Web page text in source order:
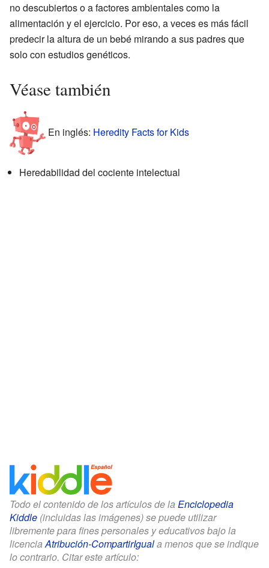
no descubiertos o a factores ambientales como la
alimentación y el ejercicio. Por eso, a veces es más fácil
predecir la altura de un bebé mirando a sus padres que
solo con estudios genéticos.
Véase también
En inglés: Heredity Facts for Kids
Heredabilidad del cociente intelectual
Todo el contenido de los artículos de la Enciclopedia
Kiddle (incluidas las imágenes) se puede utilizar
libremente para fines personales y educativos bajo la
licenciaAtribución-CompartirIguala menos que se indique
lo contrario. Citar este artículo: